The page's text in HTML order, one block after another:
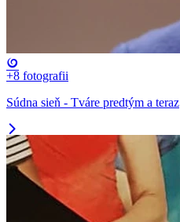
+8 fotografii
Súdna sieň - Tváre predtým a teraz